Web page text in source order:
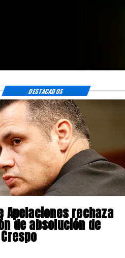
Apelaciones rechaza
de absolución de
DESTACADOS